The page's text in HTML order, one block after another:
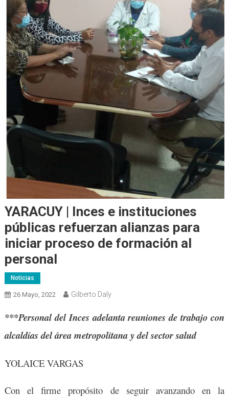
YARACUY | Inces e instituciones
públicas refuerzan alianzas para
iniciar proceso de formación al
personal
Noticias
26 Mayo, 2022 Gilberto Daly
***Personal del Inces adelanta reuniones de trabajo con
alcaldías del área metropolitana y del sector salud
YOLAICE VARGAS
Con el firme propósito de seguir avanzando en la